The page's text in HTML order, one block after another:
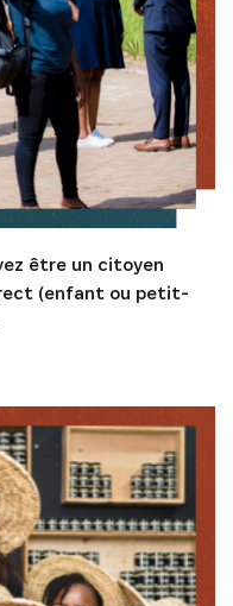
être un citoyen
(enfant ou petit-